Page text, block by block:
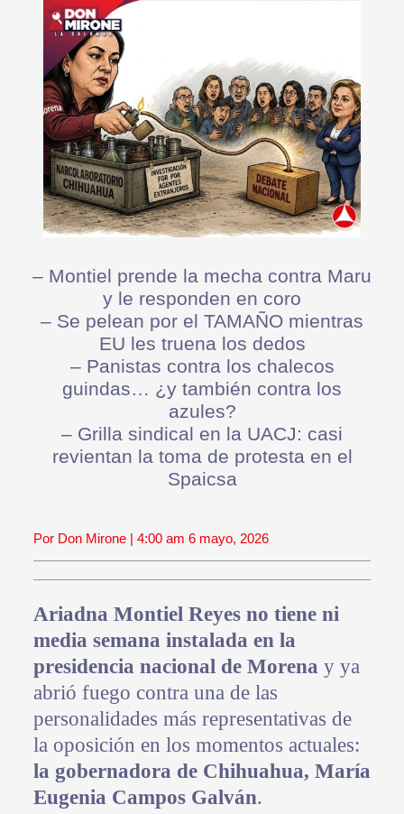
– Montiel prende la mecha contra Maru
y le responden en coro
– Se pelean por el TAMAÑO mientras
EU les truena los dedos
– Panistas contra los chalecos
guindas… ¿y también contra los
azules?
– Grilla sindical en la UACJ: casi
revientan la toma de protesta en el
Spaicsa
Por Don Mirone | 4:00 am 6 mayo, 2026
Ariadna Montiel Reyes no tiene ni
media semana instalada en la
presidencia nacional de Morena y ya
abrió fuego contra una de las
personalidades más representativas de
la oposición en los momentos actuales:
la gobernadora de Chihuahua, María
Eugenia Campos Galván.